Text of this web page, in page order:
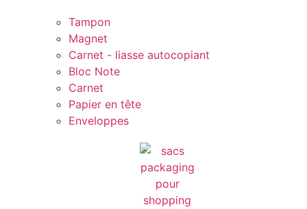
Tampon
Magnet
Carnet - liasse autocopiant
Bloc Note
Carnet
Papier en tête
Enveloppes